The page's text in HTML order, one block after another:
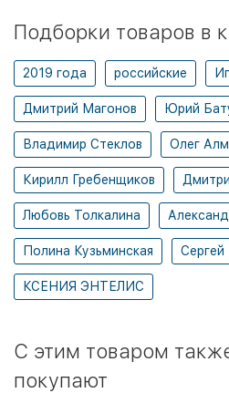
Подборки товаров в
2019 года российские
Дмитрий Магонов Юрий
Владимир Стеклов Олег
Кирилл Гребенщиков
Любовь Толкалина
Полина Кузьминская Сергей
КСЕНИЯ ЭНТЕЛИС
C этим товаром
покупают